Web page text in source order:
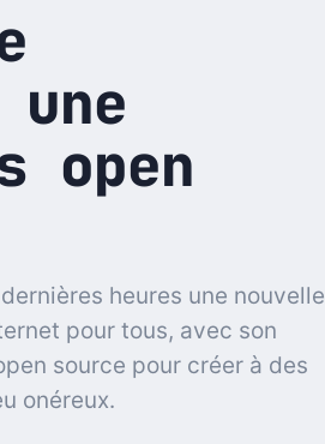
open
heures une nouvelle
pour tous, avec son
source pour créer à des
onéreux.